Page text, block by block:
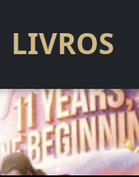
LIVROS